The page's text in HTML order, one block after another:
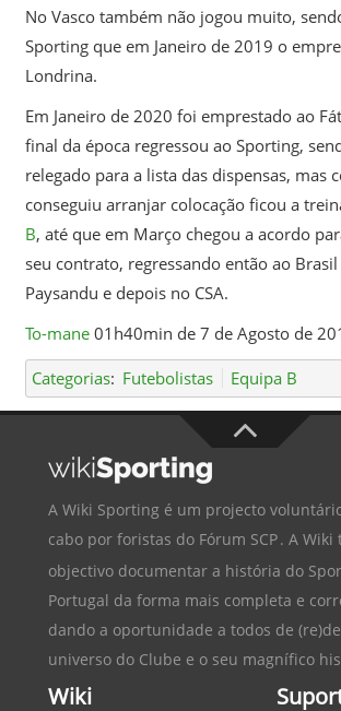
No Vasco também não jogou muito,
Sporting que em Janeiro de 2019 o
Londrina.
Em Janeiro de 2020 foi emprestado ao
final da época regressou ao Sporting,
relegado para a lista das dispensas, mas
conseguiu arranjar colocação ficou a
B, até que em Março chegou a acordo
seu contrato, regressando então ao
Paysandu e depois no CSA.
To-mane01h40min de 7 de Agosto de
Categorias: Futebolistas Equipa B
A Wiki Sporting é um projecto
cabo por foristas do Fórum SCP. A Wiki
objectivo documentar a história do
Portugal da forma mais completa e
dando a oportunidade a todos de
universo do Clube e o seu magnífico
Wiki